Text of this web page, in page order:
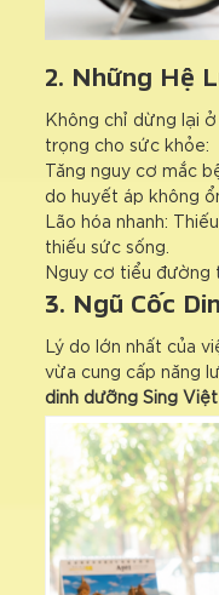
2. Những Hệ
Không chỉ dừng lại
trọng cho sức khỏe:
Tăng nguy cơ mắc
do huyết áp không
Lão hóa nhanh:
thiếu sức sống.
Nguy cơ tiểu đường
3. Ngũ Cốc
Lý do lớn nhất của
vừa cung cấp năng
dinh dưỡng Sing Việt